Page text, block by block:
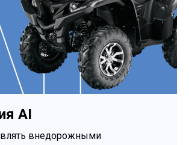
AI
внедорожными